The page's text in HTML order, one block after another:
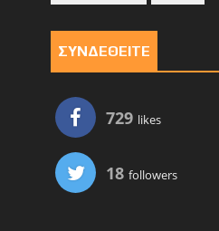
ΣΥΝΔΕΘΕΙΤΕ
729 likes
18 followers